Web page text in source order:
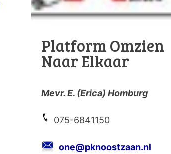
Platform Omzien
Naar Elkaar
Mevr. E. (Erica) Homburg
075-6841150
one@pknoostzaan.nl